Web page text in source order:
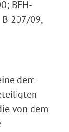
BFH-
B 207/09,
dem
von dem